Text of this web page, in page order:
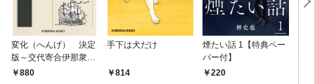
変化（へんげ） 決定
版～交代寄合伊那衆異
聞（1）～
880
手下は犬だけ
814
煙たい話 1【特典ペー
パー付】
220